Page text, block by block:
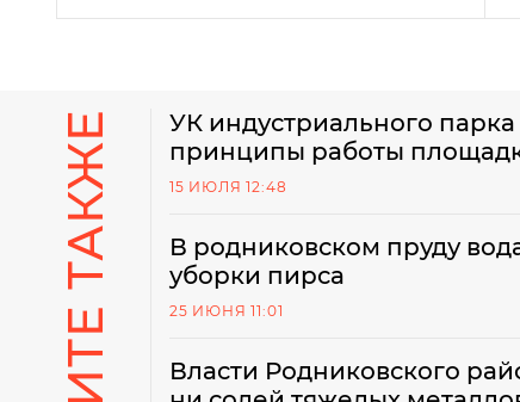
УК индустриального
принципы работы
15 ИЮЛЯ 12:48
В родниковском пруду
уборки пирса
25 ИЮНЯ 11:01
Власти Родниковского